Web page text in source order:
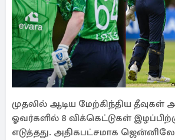
முதலில் ஆடிய மேற்கிந்திய தீவுகள்
ஓவர்களில் 8 விக்கெட்டுகள்
எடுத்தது. அதிகபட்சமாக